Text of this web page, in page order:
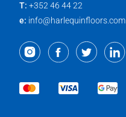
T: +352 46 44 22
e: info@harlequinfloors.com